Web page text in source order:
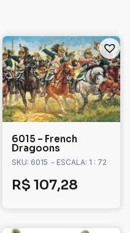
6015 – French
Dragoons
SKU: 6015 - ESCALA: 1 : 72
R$ 107,28